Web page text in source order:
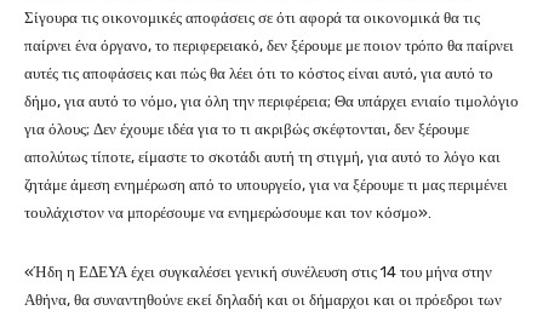
Σίγουρα τις οικονομικές αποφάσεις σε ότι αφορά τα οικονομικά θα τις
παίρνει ένα όργανο, το περιφερειακό, δεν ξέρουμε με ποιον τρόπο θα παίρνει
αυτές τις αποφάσεις και πώς θα λέει ότι το κόστος είναι αυτό, για αυτό το
δήμο, για αυτό το νόμο, για όλη την περιφέρεια; Θα υπάρχει ενιαίο τιμολόγιο
για όλους; Δεν έχουμε ιδέα για το τι ακριβώς σκέφτονται, δεν ξέρουμε
απολύτως τίποτε, είμαστε το σκοτάδι αυτή τη στιγμή, για αυτό το λόγο και
ζητάμε άμεση ενημέρωση από το υπουργείο, για να ξέρουμε τι μας περιμένει
τουλάχιστον να μπορέσουμε να ενημερώσουμε και τον κόσμο».
«Ήδη η ΕΔΕΥΑ έχει συγκαλέσει γενική συνέλευση στις 14 του μήνα στην
Αθήνα, θα συναντηθούνε εκεί δηλαδή και οι δήμαρχοι και οι πρόεδροι των